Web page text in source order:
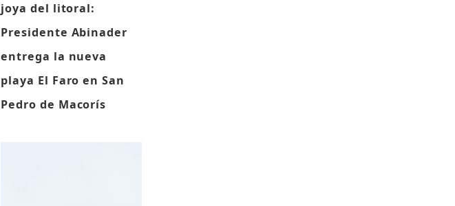
joya del litoral:
Presidente Abinader
entrega la nueva
playa El Faro en San
Pedro de Macorís